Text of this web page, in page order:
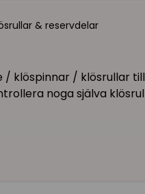
& reservdelar
/ klösrullar
noga själva